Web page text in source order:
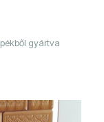
gyártva